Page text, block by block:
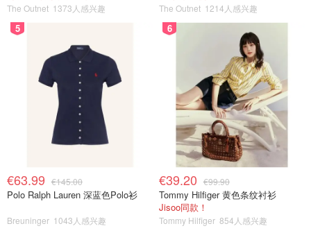
The Outnet 1373人感兴趣 The Outnet 1214人感兴趣
5
€63.99 €145.00
Polo Ralph Lauren 深蓝色Polo衫
Breuninger 1043人感兴趣
6
€39.20 €99.90
Tommy Hilfiger 黄色条纹衬衫
Jisoo同款！
Tommy Hilfiger 854人感兴趣